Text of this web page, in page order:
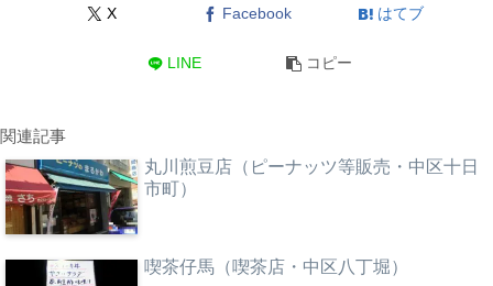
X Facebook はてブ
LINE コピー
関連記事
丸川煎豆店（ピーナッツ等販売・中区十日
市町）
喫茶仔馬（喫茶店・中区八丁堀）